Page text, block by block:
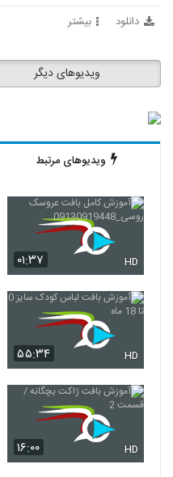
دانلود بیشتر
ویدیوهای دیگر
ویدیوهای مرتبط
۰۱:۳۷ HD
۵۵:۳۴ HD
۱۶:۰۰ HD